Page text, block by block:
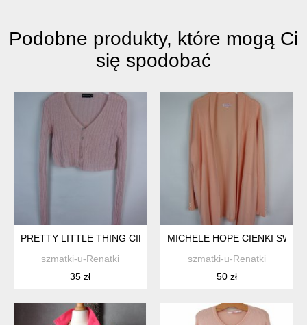
Podobne produkty, które mogą Ci
się spodobać
PRETTY LITTLE THING CIENKI ROZPINANY SWETEREK
szmatki-u-Renatki
35 zł
MICHELE HOPE CIENKI
szmatki-u-Renatki
50 zł